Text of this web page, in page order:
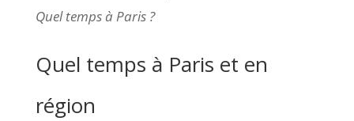
Quel temps à Paris ?
Quel temps à Paris et en
région